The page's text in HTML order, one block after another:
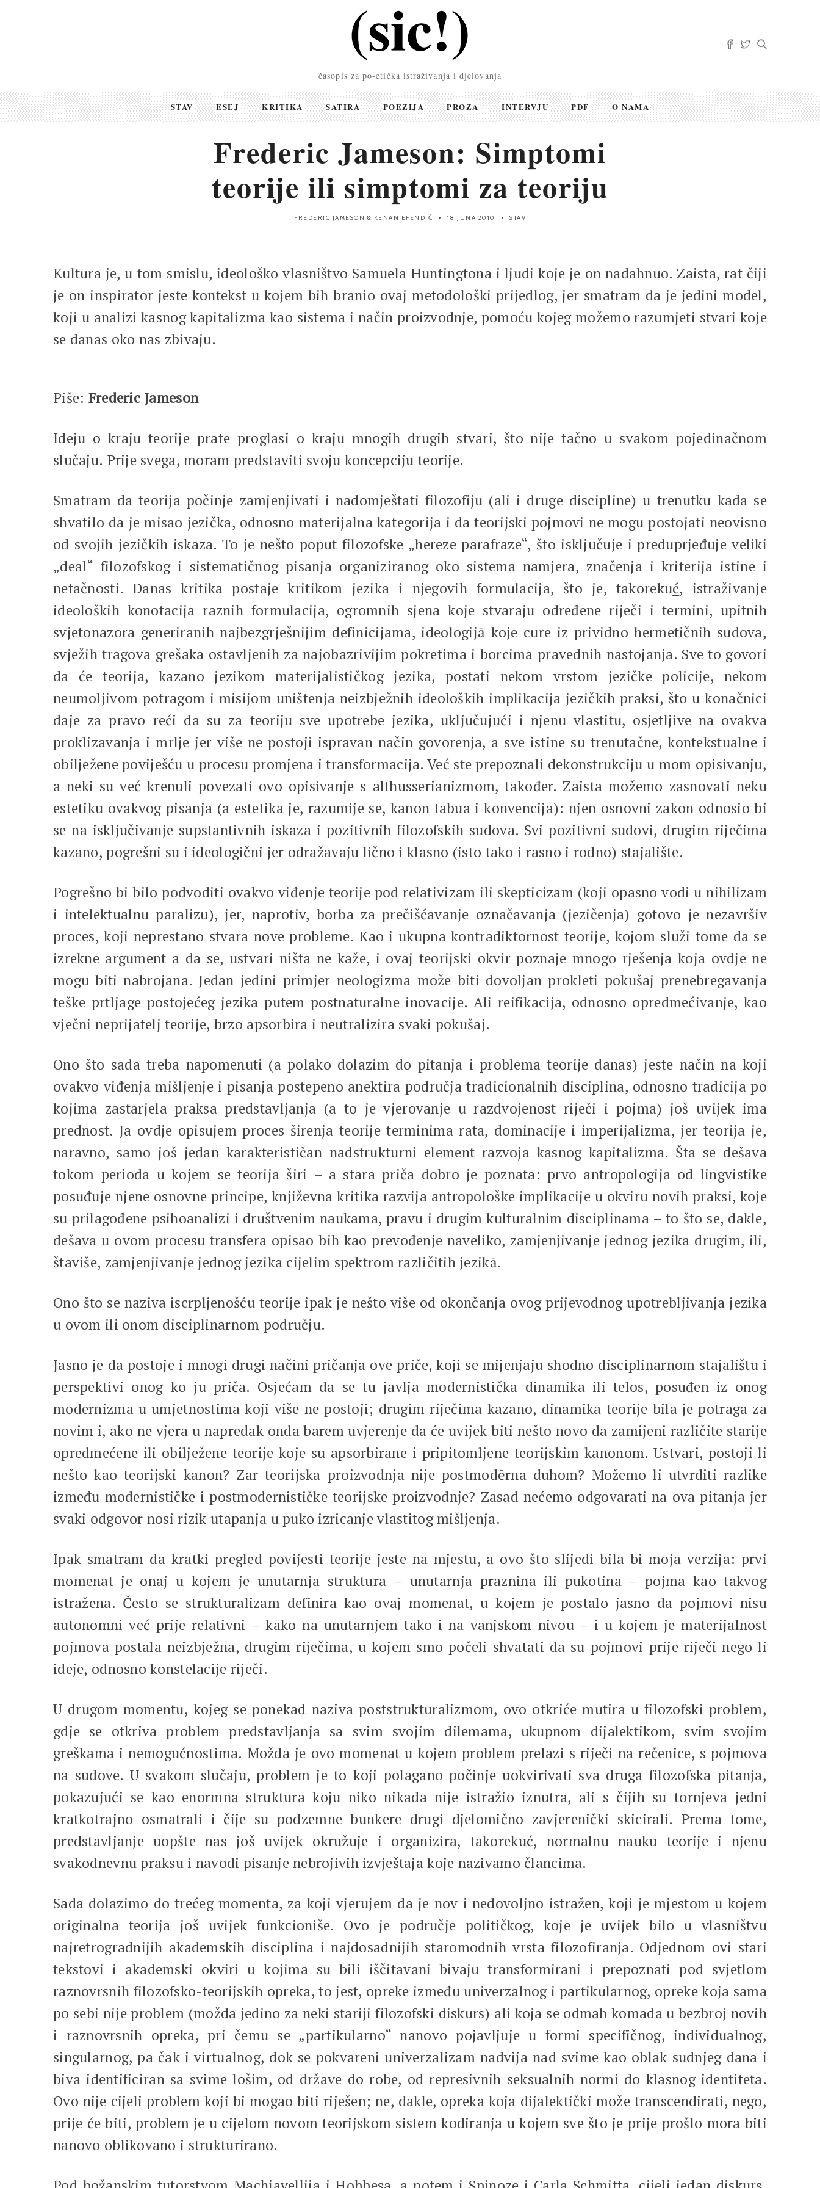
časopis za po-etička istraživanja i djelovanja
STAV ESEJ KRITIKA SATIRA POEZIJA PROZA INTERVJU PDF O NAMA
Frederic Jameson: Simptomi
teorije ili simptomi za teoriju
FREDERIC JAMESON & KENAN EFENDIĆ 18 JUNA 2010 STAV
Kultura je, u tom smislu, ideološko vlasništvo Samuela Huntingtona i ljudi koje je on nadahnuo. Zaista, rat čiji
je on inspirator jeste kontekst u kojem bih branio ovaj metodološki prijedlog, jer smatram da je jedini model,
koji u analizi kasnog kapitalizma kao sistema i način proizvodnje, pomoću kojeg možemo razumjeti stvari koje
se danas oko nas zbivaju.
Piše: Frederic Jameson
Ideju o kraju teorije prate proglasi o kraju mnogih drugih stvari, što nije tačno u svakom pojedinačnom
slučaju. Prije svega, moram predstaviti svoju koncepciju teorije.
Smatram da teorija počinje zamjenjivati i nadomještati filozofiju (ali i druge discipline) u trenutku kada se
shvatilo da je misao jezička, odnosno materijalna kategorija i da teorijski pojmovi ne mogu postojati neovisno
od svojih jezičkih iskaza. To je nešto poput filozofske „hereze parafraze“, što isključuje i preduprjeđuje veliki
„deal“ filozofskog i sistematičnog pisanja organiziranog oko sistema namjera, značenja i kriterija istine i
netačnosti. Danas kritika postaje kritikom jezika i njegovih formulacija, što je, takorekuć, istraživanje
ideoloških konotacija raznih formulacija, ogromnih sjena koje stvaraju određene riječi i termini, upitnih
svjetonazora generiranih najbezgrješnijim definicijama, ideologijā koje cure iz prividno hermetičnih sudova,
svježih tragova grešaka ostavljenih za najobazrivijim pokretima i borcima pravednih nastojanja. Sve to govori
da će teorija, kazano jezikom materijalističkog jezika, postati nekom vrstom jezičke policije, nekom
neumoljivom potragom i misijom uništenja neizbježnih ideoloških implikacija jezičkih praksi, što u konačnici
daje za pravo reći da su za teoriju sve upotrebe jezika, uključujući i njenu vlastitu, osjetljive na ovakva
proklizavanja i mrlje jer više ne postoji ispravan način govorenja, a sve istine su trenutačne, kontekstualne i
obilježene poviješću u procesu promjena i transformacija. Već ste prepoznali dekonstrukciju u mom opisivanju,
a neki su već krenuli povezati ovo opisivanje s althusserianizmom, također. Zaista možemo zasnovati neku
estetiku ovakvog pisanja (a estetika je, razumije se, kanon tabua i konvencija): njen osnovni zakon odnosio bi
se na isključivanje supstantivnih iskaza i pozitivnih filozofskih sudova. Svi pozitivni sudovi, drugim riječima
kazano, pogrešni su i ideologični jer odražavaju lično i klasno (isto tako i rasno i rodno) stajalište.
Pogrešno bi bilo podvoditi ovakvo viđenje teorije pod relativizam ili skepticizam (koji opasno vodi u nihilizam
i intelektualnu paralizu), jer, naprotiv, borba za prečišćavanje označavanja (jezičenja) gotovo je nezavršiv
proces, koji neprestano stvara nove probleme. Kao i ukupna kontradiktornost teorije, kojom služi tome da se
izrekne argument a da se, ustvari ništa ne kaže, i ovaj teorijski okvir poznaje mnogo rješenja koja ovdje ne
mogu biti nabrojana. Jedan jedini primjer neologizma može biti dovoljan prokleti pokušaj prenebregavanja
teške prtljage postojećeg jezika putem postnaturalne inovacije. Ali reifikacija, odnosno opredmećivanje, kao
vječni neprijatelj teorije, brzo apsorbira i neutralizira svaki pokušaj.
Ono što sada treba napomenuti (a polako dolazim do pitanja i problema teorije danas) jeste način na koji
ovakvo viđenja mišljenje i pisanja postepeno anektira područja tradicionalnih disciplina, odnosno tradicija po
kojima zastarjela praksa predstavljanja (a to je vjerovanje u razdvojenost riječi i pojma) još uvijek ima
prednost. Ja ovdje opisujem proces širenja teorije terminima rata, dominacije i imperijalizma, jer teorija je,
naravno, samo još jedan karakterističan nadstrukturni element razvoja kasnog kapitalizma. Šta se dešava
tokom perioda u kojem se teorija širi – a stara priča dobro je poznata: prvo antropologija od lingvistike
posuđuje njene osnovne principe, književna kritika razvija antropološke implikacije u okviru novih praksi, koje
su prilagođene psihoanalizi i društvenim naukama, pravu i drugim kulturalnim disciplinama – to što se, dakle,
dešava u ovom procesu transfera opisao bih kao prevođenje naveliko, zamjenjivanje jednog jezika drugim, ili,
štaviše, zamjenjivanje jednog jezika cijelim spektrom različitih jezikā.
Ono što se naziva iscrpljenošću teorije ipak je nešto više od okončanja ovog prijevodnog upotrebljivanja jezika
u ovom ili onom disciplinarnom području.
Jasno je da postoje i mnogi drugi načini pričanja ove priče, koji se mijenjaju shodno disciplinarnom stajalištu i
perspektivi onog ko ju priča. Osjećam da se tu javlja modernistička dinamika ili telos, posuđen iz onog
modernizma u umjetnostima koji više ne postoji; drugim riječima kazano, dinamika teorije bila je potraga za
novim i, ako ne vjera u napredak onda barem uvjerenje da će uvijek biti nešto novo da zamijeni različite starije
opredmećene ili obilježene teorije koje su apsorbirane i pripitomljene teorijskim kanonom. Ustvari, postoji li
nešto kao teorijski kanon? Zar teorijska proizvodnja nije postmodērna duhom? Možemo li utvrditi razlike
između modernističke i postmodernističke teorijske proizvodnje? Zasad nećemo odgovarati na ova pitanja jer
svaki odgovor nosi rizik utapanja u puko izricanje vlastitog mišljenja.
Ipak smatram da kratki pregled povijesti teorije jeste na mjestu, a ovo što slijedi bila bi moja verzija: prvi
momenat je onaj u kojem je unutarnja struktura – unutarnja praznina ili pukotina – pojma kao takvog
istražena. Često se strukturalizam definira kao ovaj momenat, u kojem je postalo jasno da pojmovi nisu
autonomni već prije relativni – kako na unutarnjem tako i na vanjskom nivou – i u kojem je materijalnost
pojmova postala neizbježna, drugim riječima, u kojem smo počeli shvatati da su pojmovi prije riječi nego li
ideje, odnosno konstelacije riječi.
U drugom momentu, kojeg se ponekad naziva poststrukturalizmom, ovo otkriće mutira u filozofski problem,
gdje se otkriva problem predstavljanja sa svim svojim dilemama, ukupnom dijalektikom, svim svojim
greškama i nemogućnostima. Možda je ovo momenat u kojem problem prelazi s riječi na rečenice, s pojmova
na sudove. U svakom slučaju, problem je to koji polagano počinje uokvirivati sva druga filozofska pitanja,
pokazujući se kao enormna struktura koju niko nikada nije istražio iznutra, ali s čijih su tornjeva jedni
kratkotrajno osmatrali i čije su podzemne bunkere drugi djelomično zavjerenički skicirali. Prema tome,
predstavljanje uopšte nas još uvijek okružuje i organizira, takorekuć, normalnu nauku teorije i njenu
svakodnevnu praksu i navodi pisanje nebrojivih izvještaja koje nazivamo člancima.
Sada dolazimo do trećeg momenta, za koji vjerujem da je nov i nedovoljno istražen, koji je mjestom u kojem
originalna teorija još uvijek funkcioniše. Ovo je područje političkog, koje je uvijek bilo u vlasništvu
najretrogradnijih akademskih disciplina i najdosadnijih staromodnih vrsta filozofiranja. Odjednom ovi stari
tekstovi i akademski okviri u kojima su bili iščitavani bivaju transformirani i prepoznati pod svjetlom
raznovrsnih filozofsko-teorijskih opreka, to jest, opreke između univerzalnog i partikularnog, opreke koja sama
po sebi nije problem (možda jedino za neki stariji filozofski diskurs) ali koja se odmah komada u bezbroj novih
i raznovrsnih opreka, pri čemu se „partikularno“ nanovo pojavljuje u formi specifičnog, individualnog,
singularnog, pa čak i virtualnog, dok se pokvareni univerzalizam nadvija nad svime kao oblak sudnjeg dana i
biva identificiran sa svime lošim, od države do robe, od represivnih seksualnih normi do klasnog identiteta.
Ovo nije cijeli problem koji bi mogao biti riješen; ne, dakle, opreka koja dijalektički može transcendirati, nego,
prije će biti, problem je u cijelom novom teorijskom sistem kodiranja u kojem sve što je prije prošlo mora biti
nanovo oblikovano i strukturirano.